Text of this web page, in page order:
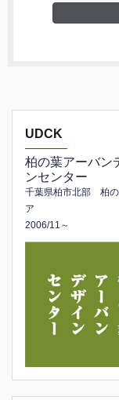
UDCK
柏の葉アーバン
ンセンター
千葉県柏市北部 柏の
ア
2006/11～